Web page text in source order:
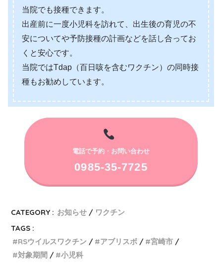
当院でも接種できます。
出産前に一度小児科を訪れて、出生後の育児の不
安についてや予防接種の計画などを話し合ってお
くと安心です。
当院ではTdap（百日咳を含むワクチン）の同時接
種もお勧めしています。
電話で予約・お問い合わせ
0985-35-7725
CATEGORY : お知らせ
ワクチン
TAGS :
RSウイルスワクチン
アブリスボ
宮崎市
対象期間
小児科